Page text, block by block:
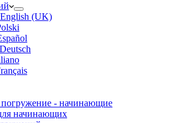
English (UK)
Deutsch
- начинающие
начинающих